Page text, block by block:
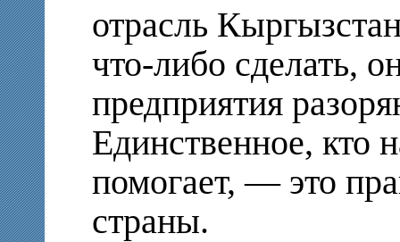
отрасль
что-либо сделать,
предприятия
Единственное, кто
помогает, — это
страны.